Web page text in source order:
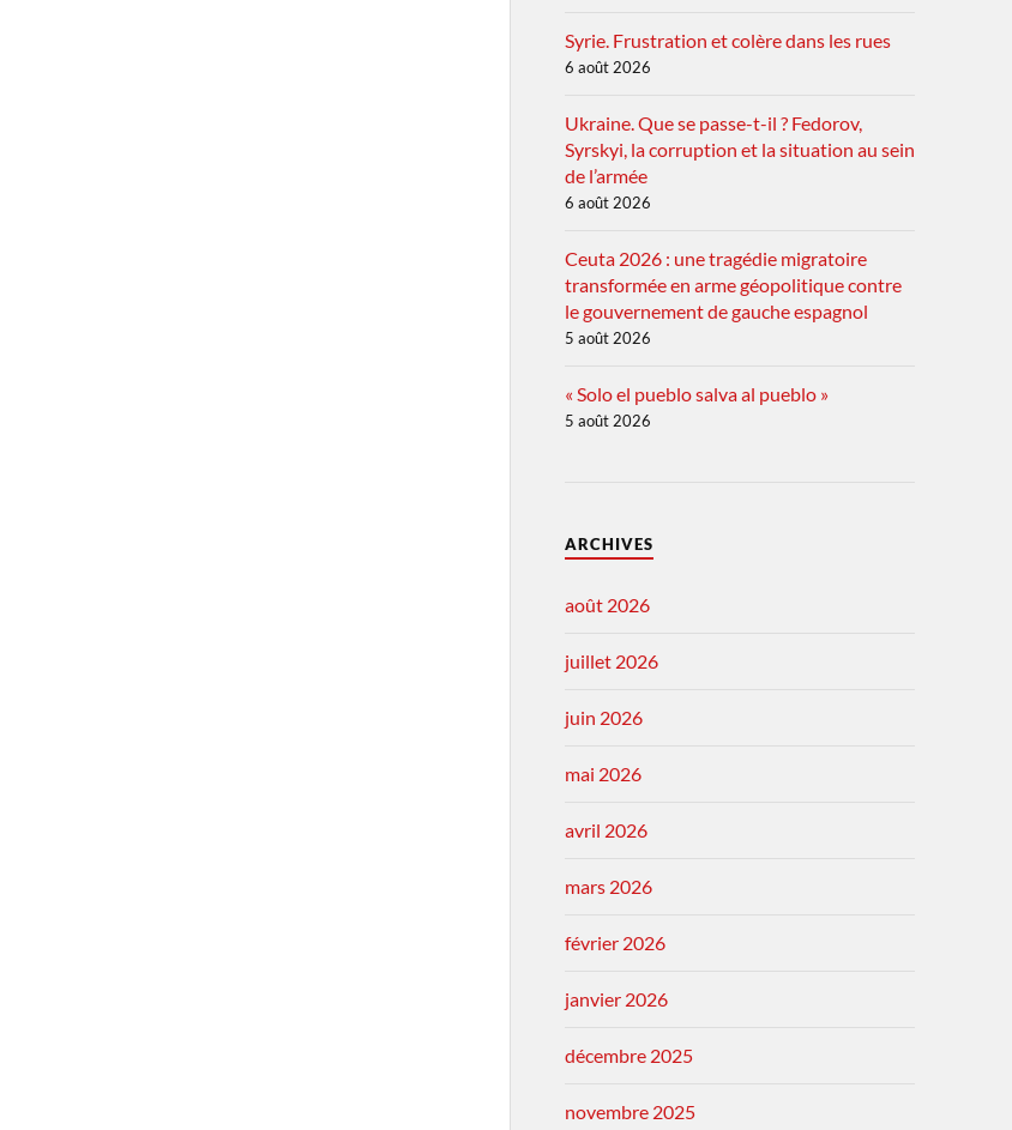
Syrie. Frustration et colère dans les rues
6 août 2026
Ukraine. Que se passe-t-il ? Fedorov,
Syrskyi, la corruption et la situation au sein
de l’armée
6 août 2026
Ceuta 2026 : une tragédie migratoire
transformée en arme géopolitique contre
le gouvernement de gauche espagnol
5 août 2026
« Solo el pueblo salva al pueblo »
5 août 2026
ARCHIVES
août 2026
juillet 2026
juin 2026
mai 2026
avril 2026
mars 2026
février 2026
janvier 2026
décembre 2025
novembre 2025